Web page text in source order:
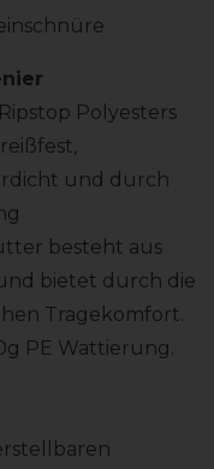
Polyesters
und durch
besteht aus
bietet durch die
Tragekomfort.
PE Wattierung.